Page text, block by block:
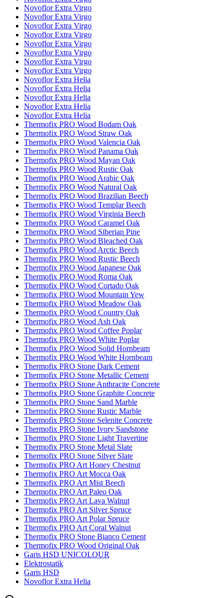
Novoflor Extra Virgo
Novoflor Extra Virgo
Novoflor Extra Virgo
Novoflor Extra Virgo
Novoflor Extra Virgo
Novoflor Extra Virgo
Novoflor Extra Virgo
Novoflor Extra Virgo
Novoflor Extra Helia
Novoflor Extra Helia
Novoflor Extra Helia
Novoflor Extra Helia
Novoflor Extra Helia
Thermofix PRO Wood Bodam Oak
Thermofix PRO Wood Straw Oak
Thermofix PRO Wood Valencia Oak
Thermofix PRO Wood Panama Oak
Thermofix PRO Wood Mayan Oak
Thermofix PRO Wood Rustic Oak
Thermofix PRO Wood Arabic Oak
Thermofix PRO Wood Natural Oak
Thermofix PRO Wood Brazilian Beech
Thermofix PRO Wood Templar Beech
Thermofix PRO Wood Virginia Beech
Thermofix PRO Wood Caramel Oak
Thermofix PRO Wood Siberian Pine
Thermofix PRO Wood Bleached Oak
Thermofix PRO Wood Arctic Beech
Thermofix PRO Wood Rustic Beech
Thermofix PRO Wood Japanese Oak
Thermofix PRO Wood Roma Oak
Thermofix PRO Wood Cortado Oak
Thermofix PRO Wood Mountain Yew
Thermofix PRO Wood Meadow Oak
Thermofix PRO Wood Country Oak
Thermofix PRO Wood Ash Oak
Thermofix PRO Wood Coffee Poplar
Thermofix PRO Wood White Poplar
Thermofix PRO Wood Solid Hornbeam
Thermofix PRO Wood White Hornbeam
Thermofix PRO Stone Dark Cement
Thermofix PRO Stone Metallic Cement
Thermofix PRO Stone Anthracite Concrete
Thermofix PRO Stone Graphite Concrete
Thermofix PRO Stone Sand Marble
Thermofix PRO Stone Rustic Marble
Thermofix PRO Stone Selenite Concrete
Thermofix PRO Stone Ivory Sandstone
Thermofix PRO Stone Light Travertine
Thermofix PRO Stone Metal Slate
Thermofix PRO Stone Silver Slate
Thermofix PRO Art Honey Chestnut
Thermofix PRO Art Mocca Oak
Thermofix PRO Art Mist Beech
Thermofix PRO Art Paleo Oak
Thermofix PRO Art Lava Walnut
Thermofix PRO Art Silver Spruce
Thermofix PRO Art Polar Spruce
Thermofix PRO Art Coral Walnut
Thermofix PRO Stone Bianco Cement
Thermofix PRO Wood Original Oak
Garis HSD UNICOLOUR
Elektrostatik
Garis HSD
Novoflor Extra Helia